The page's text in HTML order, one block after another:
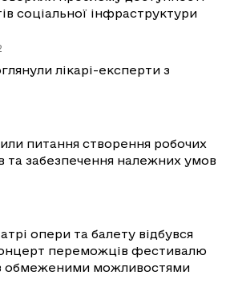
соціальної інфраструктури
лікарі-експерти з
питання створення робочих
та забезпечення належних умов
опери та балету відбувся
переможців фестивалю
обмеженими можливостями